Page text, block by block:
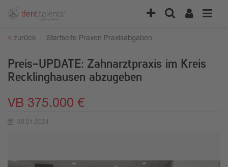
zurück Startseite Praxen Praxisabgaben
Preis-UPDATE: Zahnarztpraxis im Kreis
Recklinghausen abzugeben
VB 375.000 €
30.01.2024